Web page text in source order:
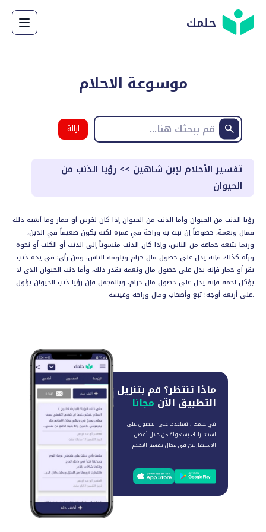
حلمك
موسوعة الاحلام
ازالة
البحث
تفسير الأحلام لإبن شاهين >> رؤيا الذنب من
الحيوان
رؤيا الذنب من الحيوان وأما الذنب من الحيوان إذا كان لفرس أو حمار وما أشبه ذلك
فمال ونعمة، خصوصاً إن ثبت به وراحة في عمره لكنه يكون ضعيفاً في الدين،
وربما يتبعه جماعة من الناس، وإذا كان الذنب منسوباً إلى الذئب أو الكلب أو نحوه
ورآه كذلك فإنه يدل على حصول مال حرام ويلومه الناس. ومن رأى: في يده ذنب
بقر أو حمار فإنه يدل على حصول مال ونعمة بقدر ذلك، وأما ذنب الحيوان الذى لا
يؤكل لحمه فإنه يدل على حصول مال حرام. وبالمجمل فإن رؤيا ذنب الحيوان يؤول
على أربعة أوجه: تبع وأصحاب ومال وراحة وعيشة.
ماذا تنتظر؟ قم بتنزيل
التطبيق الآن مجانا
في حلمك ، نساعدك على الحصول على
استشاراتك بسهولة من خلال أفضل
الاستشاريين في مجال تفسير الاحلام